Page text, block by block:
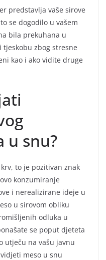
predstavlja vaše sirove
se dogodilo u vašem
bila prekuhana u
tjeskobu zbog stresne
kao i ako vidite druge
u snu?
to je pozitivan znak
konzumiranje
i nerealizirane ideje u
u sirovom obliku
odluka u
se poput djeteta
utječu na vašu javnu
meso u snu